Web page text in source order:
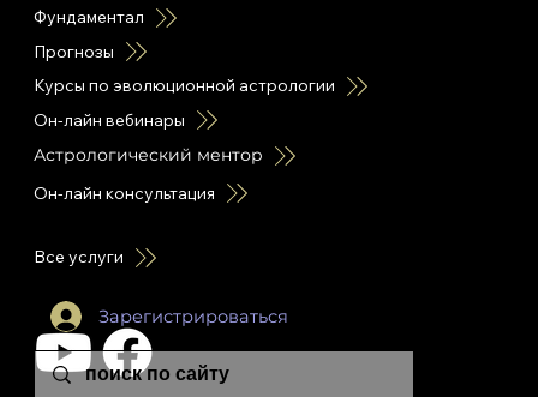
Фундаментал
Прогнозы
Курсы по эволюционной астрологии
Он-лайн вебинары
Астрологический ментор
Он-лайн консультация
Все услуги
Зарегистрироваться